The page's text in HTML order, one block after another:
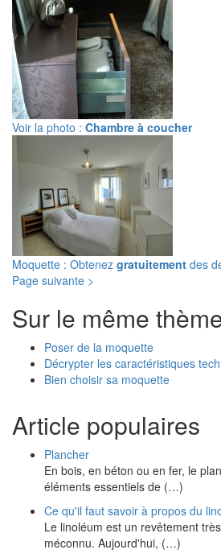
Voir la photo : Chambre à coucher
Moquette : Obtenez gratuitement des
Page suivante >
Sur le même
Poser de la moquette
Décrypter les caractéristiques
Bien choisir sa moquette
Article populaires
Plancher
En bois, en béton ou en fer, le
éléments essentiels de (…)
Ce qu'il faut savoir à propos du
Le linoléum est un revêtement
méconnu. Aujourd'hui, (…)